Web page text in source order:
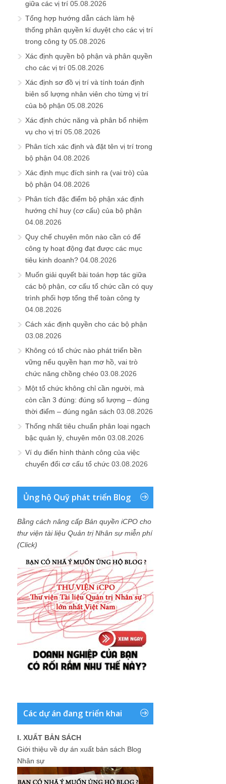
giữa các vị trí 05.08.2026
Tổng hợp hướng dẫn cách làm hệ
thống phân quyền kí duyệt cho các vị trí
trong công ty 05.08.2026
Xác định quyền bộ phận và phân quyền
cho các vị trí 05.08.2026
Xác định sơ đồ vị trí và tính toán định
biên số lượng nhân viên cho từng vị trí
của bộ phận 05.08.2026
Xác định chức năng và phân bổ nhiệm
vụ cho vị trí 05.08.2026
Phân tích xác định và đặt tên vị trí trong
bộ phận 04.08.2026
Xác định mục đích sinh ra (vai trò) của
bộ phận 04.08.2026
Phân tích đặc điểm bộ phận xác định
hướng chỉ huy (cơ cấu) của bộ phận
04.08.2026
Quy chế chuyên môn nào cần có để
công ty hoạt động đạt được các mục
tiêu kinh doanh? 04.08.2026
Muốn giải quyết bài toán hợp tác giữa
các bộ phận, cơ cấu tổ chức cần có quy
trình phối hợp tổng thể toàn công ty
04.08.2026
Cách xác định quyền cho các bộ phận
03.08.2026
Không có tổ chức nào phát triển bền
vững nếu quyền hạn mơ hồ, vai trò
chức năng chồng chéo 03.08.2026
Một tổ chức không chỉ cần người, mà
còn cần 3 đúng: đúng số lượng – đúng
thời điểm – đúng ngân sách 03.08.2026
Thống nhất tiêu chuẩn phân loại ngạch
bậc quản lý, chuyên môn 03.08.2026
Ví dụ điển hình thành công của việc
chuyển đổi cơ cấu tổ chức 03.08.2026
Ủng hộ Quỹ phát triển Blog
Bằng cách nâng cấp Bản quyền iCPO cho
thư viện tài liệu Quản trị Nhân sự miễn phí
(Click)
Các dự án đang triển khai
I. XUẤT BẢN SÁCH
Giới thiệu về dự án xuất bản sách Blog
Nhân sự